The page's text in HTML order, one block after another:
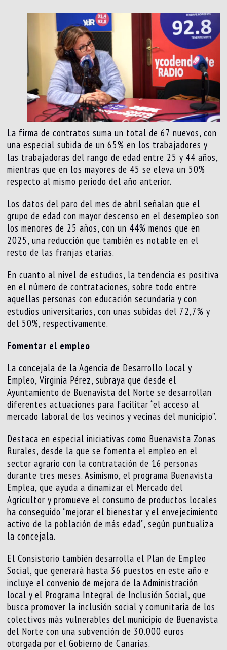
La firma de contratos suma un total de 67 nuevos, con
una especial subida de un 65% en los trabajadores y
las trabajadoras del rango de edad entre 25 y 44 años,
mientras que en los mayores de 45 se eleva un 50%
respecto al mismo periodo del año anterior.
Los datos del paro del mes de abril señalan que el
grupo de edad con mayor descenso en el desempleo son
los menores de 25 años, con un 44% menos que en
2025, una reducción que también es notable en el
resto de las franjas etarias.
En cuanto al nivel de estudios, la tendencia es positiva
en el número de contrataciones, sobre todo entre
aquellas personas con educación secundaria y con
estudios universitarios, con unas subidas del 72,7% y
del 50%, respectivamente.
Fomentar el empleo
La concejala de la Agencia de Desarrollo Local y
Empleo, Virginia Pérez, subraya que desde el
Ayuntamiento de Buenavista del Norte se desarrollan
diferentes actuaciones para facilitar “el acceso al
mercado laboral de los vecinos y vecinas del municipio”.
Destaca en especial iniciativas como Buenavista Zonas
Rurales, desde la que se fomenta el empleo en el
sector agrario con la contratación de 16 personas
durante tres meses. Asimismo, el programa Buenavista
Emplea, que ayuda a dinamizar el Mercado del
Agricultor y promueve el consumo de productos locales
ha conseguido “mejorar el bienestar y el envejecimiento
activo de la población de más edad”, según puntualiza
la concejala.
El Consistorio también desarrolla el Plan de Empleo
Social, que generará hasta 36 puestos en este año e
incluye el convenio de mejora de la Administración
local y el Programa Integral de Inclusión Social, que
busca promover la inclusión social y comunitaria de los
colectivos más vulnerables del municipio de Buenavista
del Norte con una subvención de 30.000 euros
otorgada por el Gobierno de Canarias.